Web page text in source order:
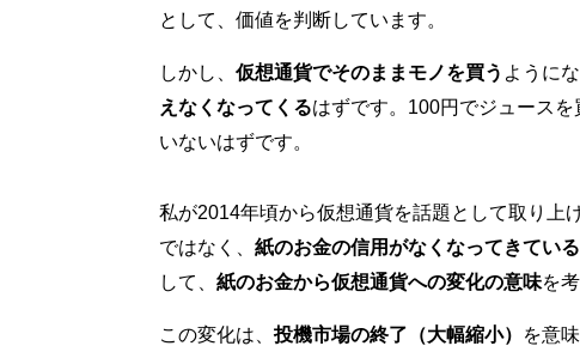
として、価値を判断しています。
しかし、 仮想通貨でそのままモノを買う ように
えなくなってくるはずです。100円でジュース
いないはずです。
私が2014年頃から仮想通貨を話題として取り上
ではなく、 紙のお金の信用がなくなってきている
して、 紙のお金から仮想通貨への変化の意味を
この変化は、投機市場の終了（大幅縮小） を意